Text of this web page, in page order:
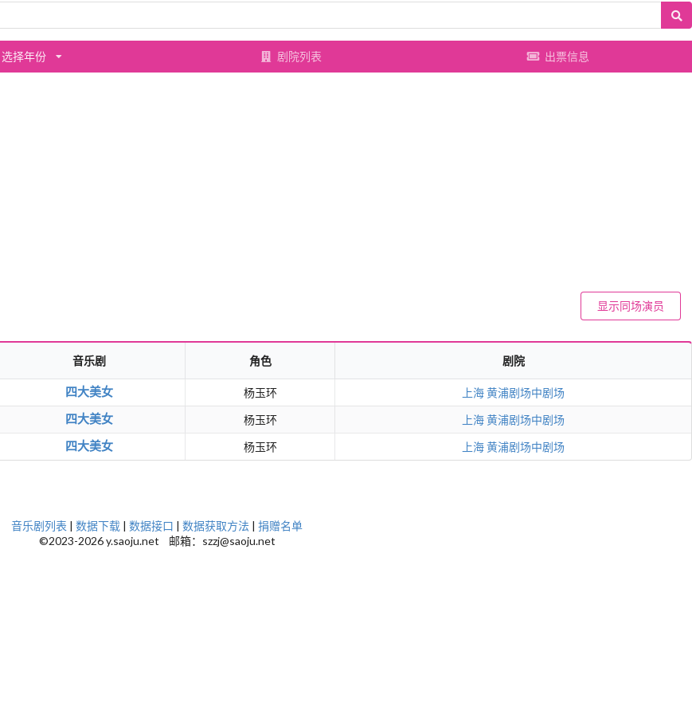
选择年份 剧院列表 出票信息
显示同场演员
音乐剧 角色 剧院
四大美女 杨玉环 上海黄浦剧场中剧场
四大美女 杨玉环 上海黄浦剧场中剧场
四大美女 杨玉环 上海黄浦剧场中剧场
音乐剧列表 | 数据下载 | 数据接口 | 数据获取方法 | 捐赠名单
©2023-2026 y.saoju.net 邮箱：szzj@saoju.net